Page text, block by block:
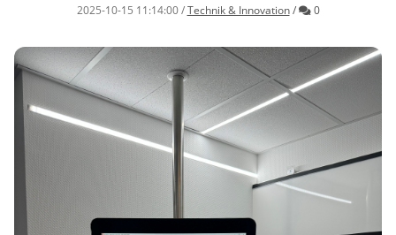
2025-10-15 11:14:00 /Technik & Innovation / Kommentare
0